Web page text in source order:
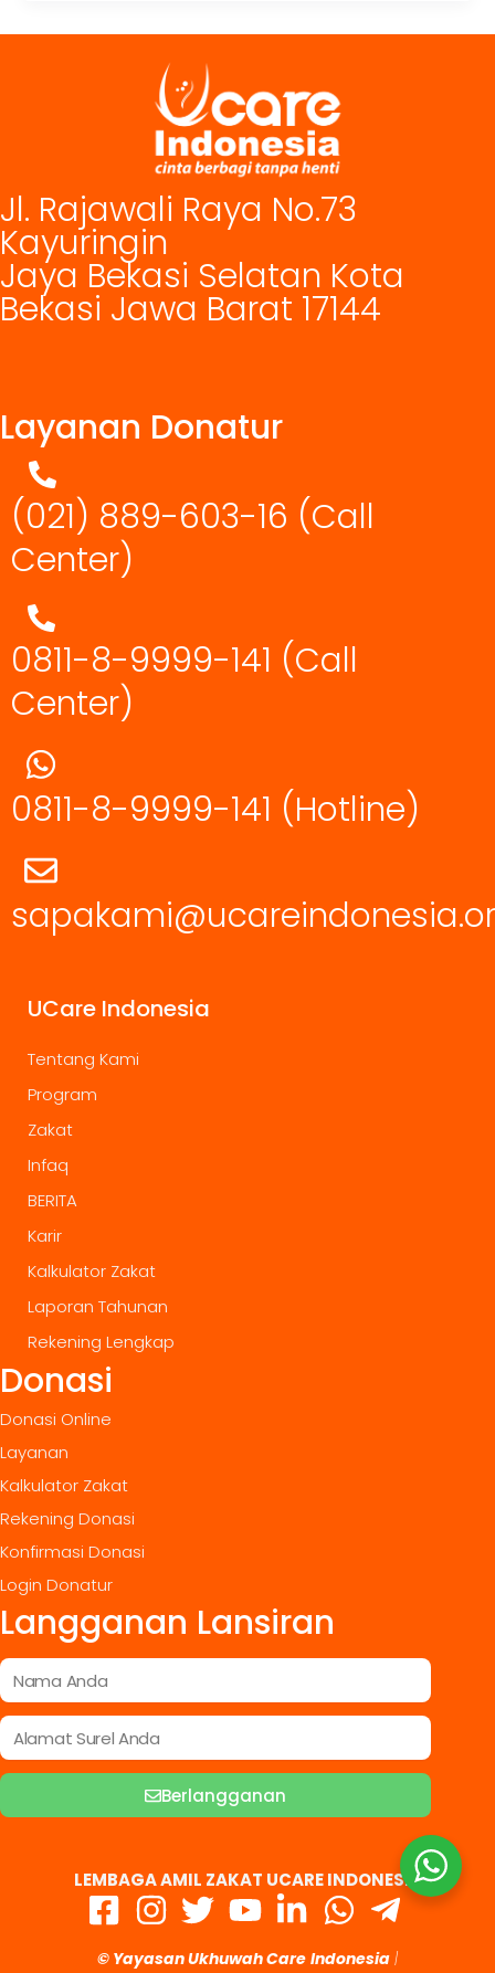
Jl. Rajawali Raya No.73
Kayuringin
Jaya Bekasi Selatan Kota
Bekasi Jawa Barat 17144
Layanan Donatur
(021) 889-603-16 (Call
Center)
0811-8-9999-141 (Call
Center)
0811-8-9999-141 (Hotline)
UCare Indonesia
Tentang Kami
Program
Zakat
Infaq
BERITA
Karir
Kalkulator Zakat
Laporan Tahunan
Rekening Lengkap
Donasi
Donasi Online
Layanan
Kalkulator Zakat
Rekening Donasi
Konfirmasi Donasi
Login Donatur
Langganan Lansiran
Berlangganan
LEMBAGA AMIL ZAKAT UCARE INDONESIA
© Yayasan Ukhuwah Care Indonesia |